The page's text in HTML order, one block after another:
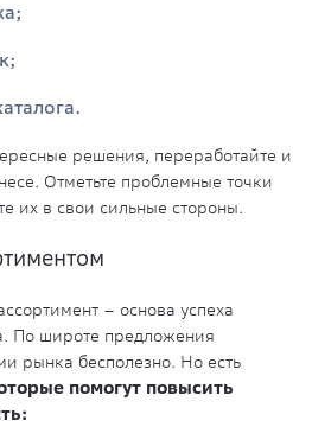
решения, переработайте и
Отметьте проблемные точки
их в свои сильные стороны.
– основа успеха
По широте предложения
рынка бесполезно. Но есть
помогут повысить